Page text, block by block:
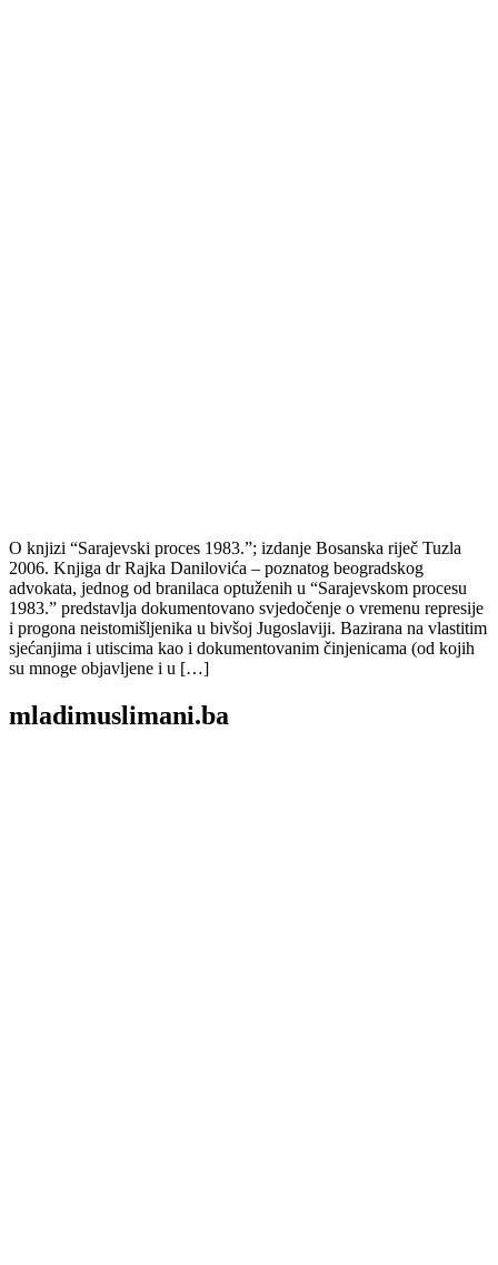
O knjizi “Sarajevski proces 1983.”; izdanje Bosanska riječ Tuzla
2006. Knjiga dr Rajka Danilovića – poznatog beogradskog
advokata, jednog od branilaca optuženih u “Sarajevskom procesu
1983.” predstavlja dokumentovano svjedočenje o vremenu represije
i progona neistomišljenika u bivšoj Jugoslaviji. Bazirana na vlastitim
sjećanjima i utiscima kao i dokumentovanim činjenicama (od kojih
su mnoge objavljene i u […]
mladimuslimani.ba